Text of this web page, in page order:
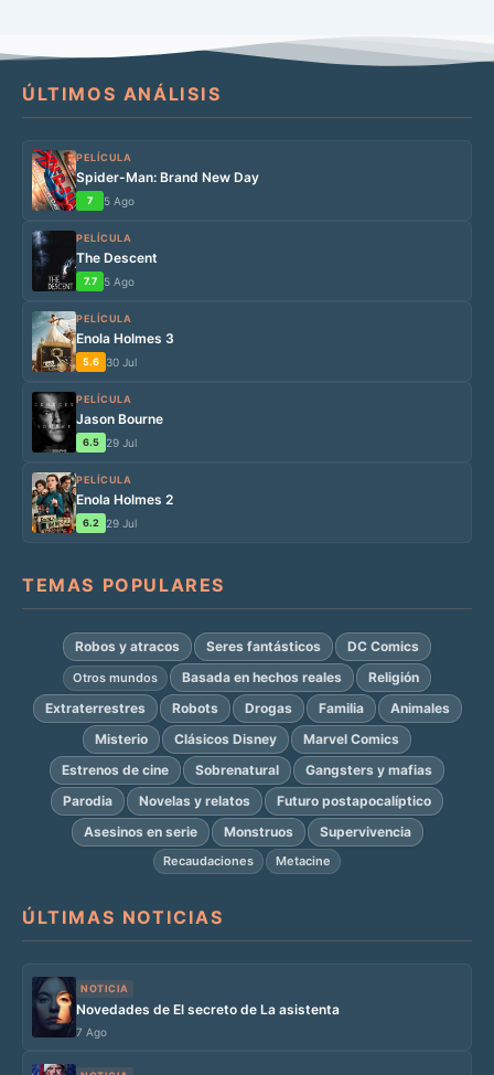
ÚLTIMOS ANÁLISIS
PELÍCULA
Spider-Man: Brand New Day
7 5 Ago
PELÍCULA
The Descent
7.7 5 Ago
PELÍCULA
Enola Holmes 3
5.6 30 Jul
PELÍCULA
Jason Bourne
6.5 29 Jul
PELÍCULA
Enola Holmes 2
6.2 29 Jul
TEMAS POPULARES
Robos y atracos Seres fantásticos DC Comics
Otros mundos Basada en hechos reales
Religión
Extraterrestres
Robots Drogas Familia
Animales
Misterio
Clásicos Disney
Marvel Comics
Estrenos de cine
Sobrenatural
Gangsters y mafias
Parodia
Novelas y relatos
Futuro postapocalíptico
Asesinos en serie
Monstruos Supervivencia
Recaudaciones Metacine
ÚLTIMAS NOTICIAS
NOTICIA
Novedades de El secreto de La asistenta
7 Ago